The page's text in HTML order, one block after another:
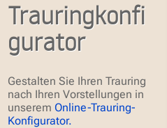
Trauringkonfi
gurator
Gestalten Sie Ihren Trauring
nach Ihren Vorstellungen in
unserem Online-Trauring-
Konfigurator.